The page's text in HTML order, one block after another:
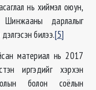
нь хиймэл оюун,
Шинжааны дарлалыг
билээ.[5]
материал нь 2017
иргэдийг хэрхэн
болон соёлын